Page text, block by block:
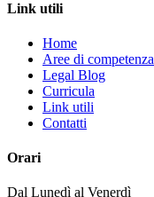
Link utili
Home
Aree di competenza
Legal Blog
Curricula
Link utili
Contatti
Orari
Dal Lunedì al Venerdì